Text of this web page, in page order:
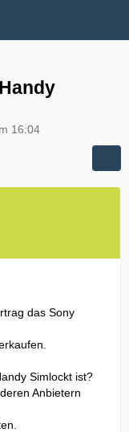
16:04
das Sony
Simlockt ist?
Anbietern